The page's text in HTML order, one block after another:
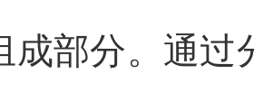
成部分。通